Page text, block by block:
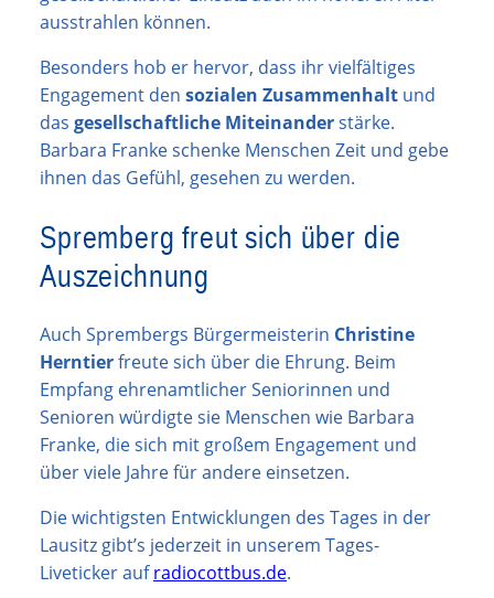
ausstrahlen können.
Besonders hob er hervor, dass ihr vielfältiges
Engagement den sozialen Zusammenhalt und
das gesellschaftliche Miteinanderstärke.
Barbara Franke schenke Menschen Zeit und gebe
ihnen das Gefühl, gesehen zu werden.
Spremberg freut sich über die
Auszeichnung
Auch Sprembergs Bürgermeisterin Christine
Herntierfreute sich über die Ehrung. Beim
Empfang ehrenamtlicher Seniorinnen und
Senioren würdigte sie Menschen wie Barbara
Franke, die sich mit großem Engagement und
über viele Jahre für andere einsetzen.
Die wichtigsten Entwicklungen des Tages in der
Lausitz gibt’s jederzeit in unserem Tages-
Liveticker aufradiocottbus.de.